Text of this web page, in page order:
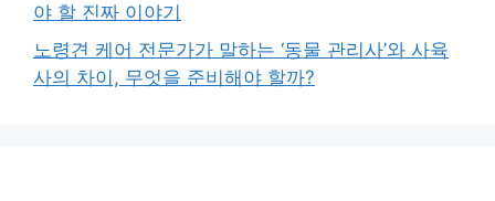
야 할 진짜 이야기
노령견 케어 전문가가 말하는 ‘동물 관리사’와 사육
사의 차이, 무엇을 준비해야 할까?